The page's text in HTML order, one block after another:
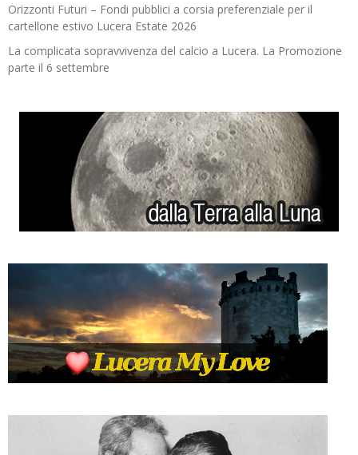
Orizzonti Futuri – Fondi pubblici a corsia preferenziale per il
cartellone estivo Lucera Estate 2026
La complicata sopravvivenza del calcio a Lucera. La Promozione
parte il 6 settembre